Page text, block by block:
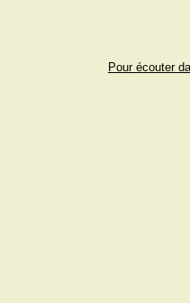
Pour écouter